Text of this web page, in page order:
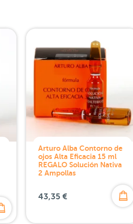
Arturo Alba Contorno de
ojos Alta Eficacia 15 ml
REGALO Solución Nativa
2 Ampollas
43,35 €